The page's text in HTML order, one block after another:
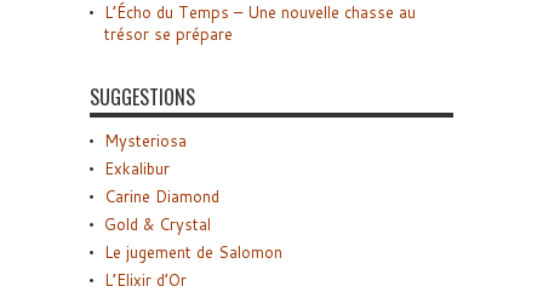
L’Écho du Temps – Une nouvelle chasse au
trésor se prépare
SUGGESTIONS
Mysteriosa
Exkalibur
Carine Diamond
Gold & Crystal
Le jugement de Salomon
L’Elixir d’Or